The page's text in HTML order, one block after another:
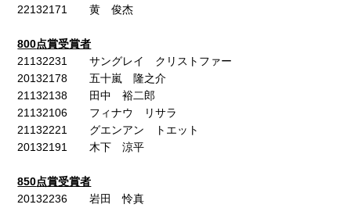
22132171 黄 俊杰
800点賞受賞者
21132231 サングレイ クリストファー
20132178 五十嵐 隆之介
21132138 田中 裕二郎
21132106 フィナウ リサラ
21132221 グエンアン トエット
20132191 木下 涼平
850点賞受賞者
20132236 岩田 怜真